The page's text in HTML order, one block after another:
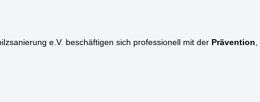
e.V. beschäftigen sich professionell mit der Prävention